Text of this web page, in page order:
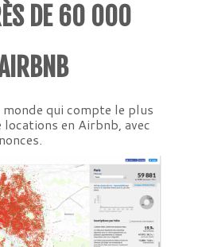
DE 60 000
qui compte le plus
en Airbnb, avec